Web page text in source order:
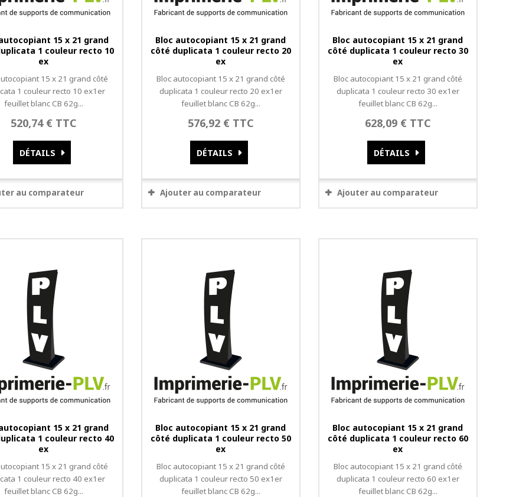
15 x 21 grand
1 couleur recto 10
ex
15 x 21 grand côté
1 couleur recto 10 ex1er
feuillet blanc CB 62g...
520,74 € TTC
DÉTAILS
au comparateur
Bloc autocopiant 15 x 21 grand
côté duplicata 1 couleur recto 20
ex
Bloc autocopiant 15 x 21 grand côté
duplicata 1 couleur recto 20 ex1er
feuillet blanc CB 62g...
576,92 € TTC
DÉTAILS
Ajouter au comparateur
Bloc autocopiant 15 x 21 grand
côté duplicata 1 couleur recto 30
ex
Bloc autocopiant 15 x 21 grand côté
duplicata 1 couleur recto 30 ex1er
feuillet blanc CB 62g...
628,09 € TTC
DÉTAILS
Ajouter au comparateur
15 x 21 grand
1 couleur recto 40
ex
15 x 21 grand côté
1 couleur recto 40 ex1er
feuillet blanc CB 62g...
Bloc autocopiant 15 x 21 grand
côté duplicata 1 couleur recto 50
ex
Bloc autocopiant 15 x 21 grand côté
duplicata 1 couleur recto 50 ex1er
feuillet blanc CB 62g...
Bloc autocopiant 15 x 21 grand
côté duplicata 1 couleur recto 60
ex
Bloc autocopiant 15 x 21 grand côté
duplicata 1 couleur recto 60 ex1er
feuillet blanc CB 62g...